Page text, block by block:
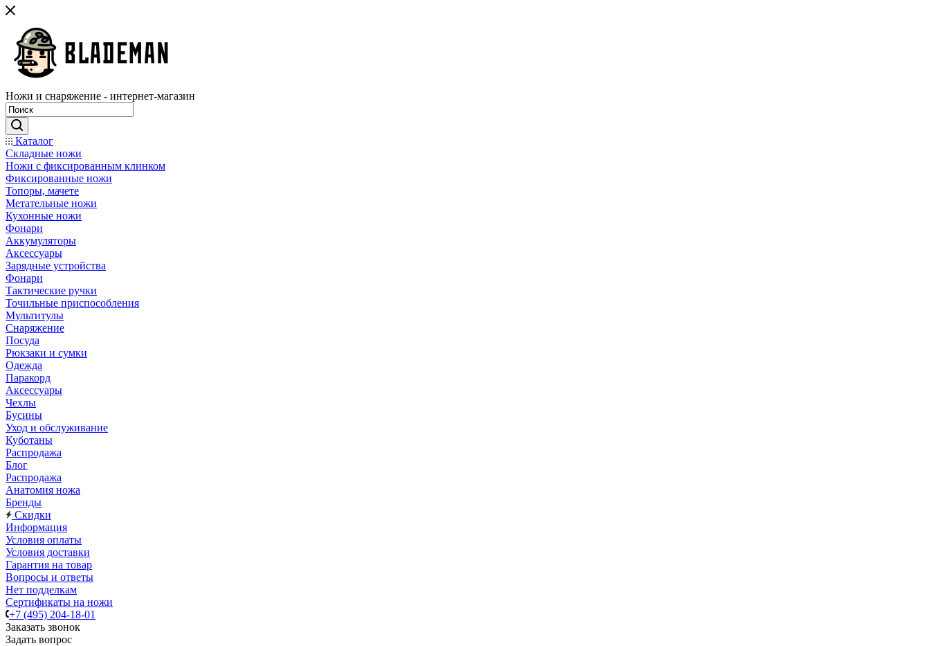
Ножи и снаряжение - интернет-магазин
Каталог
Складные ножи
Ножи с фиксированным клинком
Фиксированные ножи
Топоры, мачете
Метательные ножи
Кухонные ножи
Фонари
Аккумуляторы
Аксессуары
Зарядные устройства
Фонари
Тактические ручки
Точильные приспособления
Мультитулы
Снаряжение
Посуда
Рюкзаки и сумки
Одежда
Паракорд
Аксессуары
Чехлы
Бусины
Уход и обслуживание
Куботаны
Распродажа
Блог
Распродажа
Анатомия ножа
Бренды
Скидки
Информация
Условия оплаты
Условия доставки
Гарантия на товар
Вопросы и ответы
Нет подделкам
Сертификаты на ножи
+7 (495) 204-18-01
Заказать звонок
Задать вопрос